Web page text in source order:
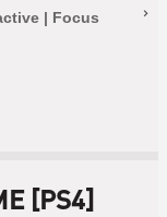
| Focus
[PS4]